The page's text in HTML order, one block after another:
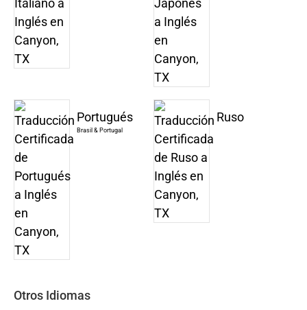
Portugués
Brasil & Portugal
Ruso
Otros Idiomas